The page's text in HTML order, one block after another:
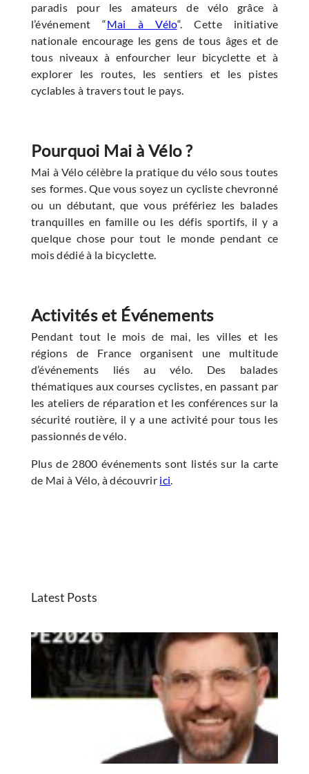
paradis pour les amateurs de vélo grâce à
l’événement “Mai à Vélo“. Cette initiative
nationale encourage les gens de tous âges et de
tous niveaux à enfourcher leur bicyclette et à
explorer les routes, les sentiers et les pistes
cyclables à travers tout le pays.
Pourquoi Mai à Vélo ?
Mai à Vélo célèbre la pratique du vélo sous toutes
ses formes. Que vous soyez un cycliste chevronné
ou un débutant, que vous préfériez les balades
tranquilles en famille ou les défis sportifs, il y a
quelque chose pour tout le monde pendant ce
mois dédié à la bicyclette.
Activités et Événements
Pendant tout le mois de mai, les villes et les
régions de France organisent une multitude
d’événements liés au vélo. Des balades
thématiques aux courses cyclistes, en passant par
les ateliers de réparation et les conférences sur la
sécurité routière, il y a une activité pour tous les
passionnés de vélo.
Plus de 2800 événements sont listés sur la carte
de Mai à Vélo, à découvrir ici.
Latest Posts